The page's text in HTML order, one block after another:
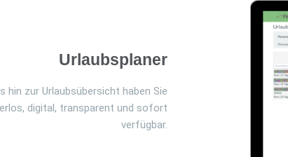
Urlaubsplaner
hin zur Urlaubsübersicht haben Sie
digital, transparent und sofort
verfügbar.